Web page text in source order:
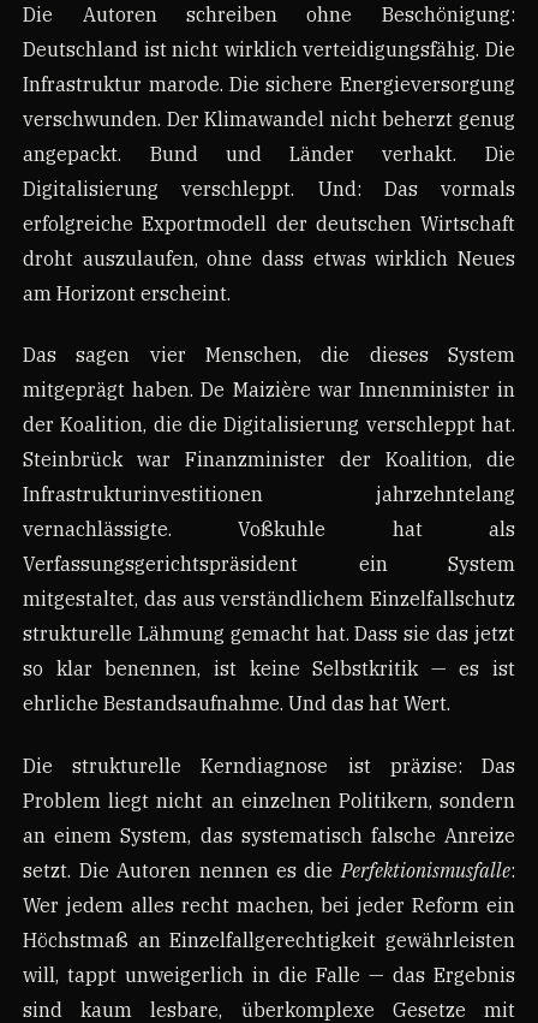
Die Autoren schreiben ohne Beschönigung:
Deutschland ist nicht wirklich verteidigungsfähig. Die
Infrastruktur marode. Die sichere Energieversorgung
verschwunden. Der Klimawandel nicht beherzt genug
angepackt. Bund und Länder verhakt. Die
Digitalisierung verschleppt. Und: Das vormals
erfolgreiche Exportmodell der deutschen Wirtschaft
droht auszulaufen, ohne dass etwas wirklich Neues
am Horizont erscheint.
Das sagen vier Menschen, die dieses System
mitgeprägt haben. De Maizière war Innenminister in
der Koalition, die die Digitalisierung verschleppt hat.
Steinbrück war Finanzminister der Koalition, die
Infrastrukturinvestitionen jahrzehntelang
vernachlässigte. Voßkuhle hat als
Verfassungsgerichtspräsident ein System
mitgestaltet, das aus verständlichem Einzelfallschutz
strukturelle Lähmung gemacht hat. Dass sie das jetzt
so klar benennen, ist keine Selbstkritik — es ist
ehrliche Bestandsaufnahme. Und das hat Wert.
Die strukturelle Kerndiagnose ist präzise: Das
Problem liegt nicht an einzelnen Politikern, sondern
an einem System, das systematisch falsche Anreize
setzt. Die Autoren nennen es die Perfektionismusfalle:
Wer jedem alles recht machen, bei jeder Reform ein
Höchstmaß an Einzelfallgerechtigkeit gewährleisten
will, tappt unweigerlich in die Falle — das Ergebnis
sind kaum lesbare, überkomplexe Gesetze mit